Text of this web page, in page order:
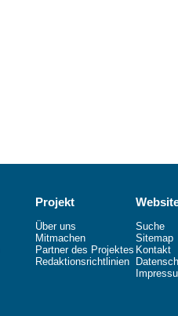
Projekt
Über uns
Mitmachen
Partner des Projektes
Redaktionsrichtlinien
Suche
Sitemap
Kontakt